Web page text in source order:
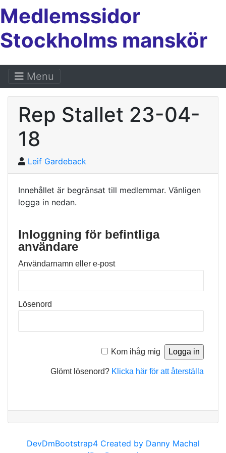
Medlemssidor
Stockholms manskör
Menu
Rep Stallet 23-04-
18
Leif Gardeback
Innehållet är begränsat till medlemmar. Vänligen
logga in nedan.
Inloggning för befintliga
användare
Användarnamn eller e-post
Lösenord
Kom ihåg mig
Glömt lösenord? Klicka här för att återställa
DevDmBootstrap4 Created by Danny Machal